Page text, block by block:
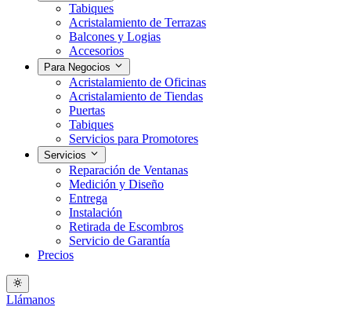
Tabiques
Acristalamiento de Terrazas
Balcones y Logias
Accesorios
Para Negocios
Acristalamiento de Oficinas
Acristalamiento de Tiendas
Puertas
Tabiques
Servicios para Promotores
Servicios
Reparación de Ventanas
Medición y Diseño
Entrega
Instalación
Retirada de Escombros
Servicio de Garantía
Precios
Llámanos